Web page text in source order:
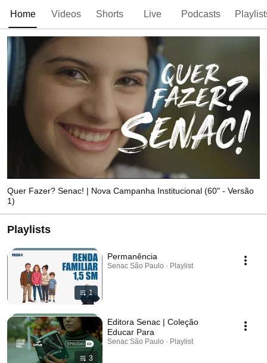
Home Videos Shorts Live Podcasts
Quer Fazer? Senac! | Nova Campanha Institucional (60" - Versão
1)
Playlists
1
Permanência
Senac São Paulo · Playlist
3
Editora Senac | Coleção
Educar Para
Senac São Paulo · Playlist